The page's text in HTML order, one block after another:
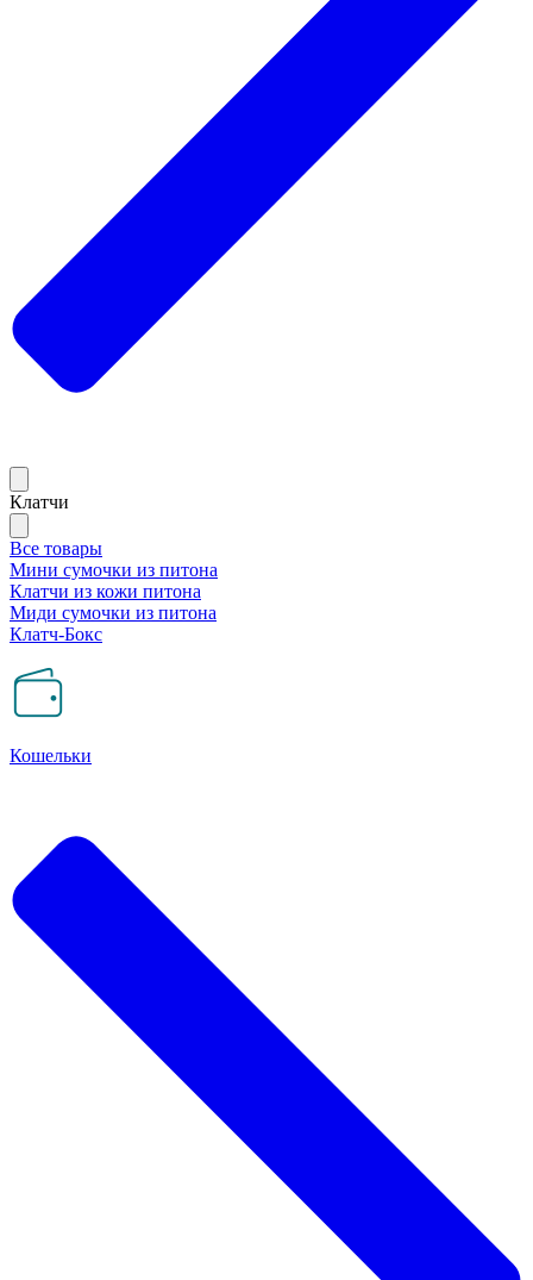
Клатчи
Все товары
Мини сумочки из питона
Клатчи из кожи питона
Миди сумочки из питона
Клатч-Бокс
Кошельки